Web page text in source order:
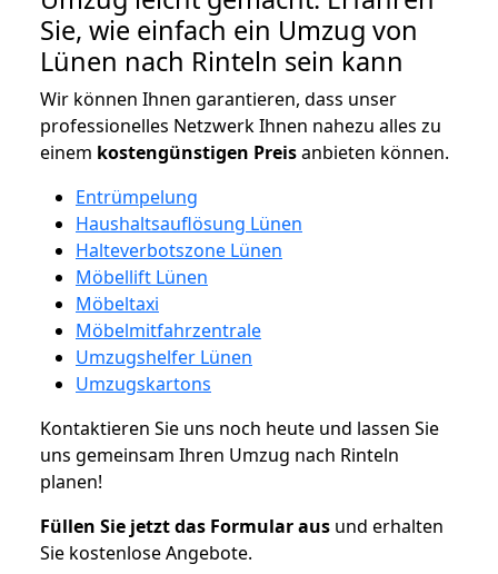
Sie, wie einfach ein Umzug von
Lünen nach Rinteln sein kann
Wir können Ihnen garantieren, dass unser
professionelles Netzwerk Ihnen nahezu alles zu
einem kostengünstigen Preisanbieten können.
Entrümpelung
Haushaltsauflösung Lünen
Halteverbotszone Lünen
Möbellift Lünen
Möbeltaxi
Möbelmitfahrzentrale
Umzugshelfer Lünen
Umzugskartons
Kontaktieren Sie uns noch heute und lassen Sie
uns gemeinsam Ihren Umzug nach Rinteln
planen!
Füllen Sie jetzt das Formular aus und erhalten
Sie kostenlose Angebote.